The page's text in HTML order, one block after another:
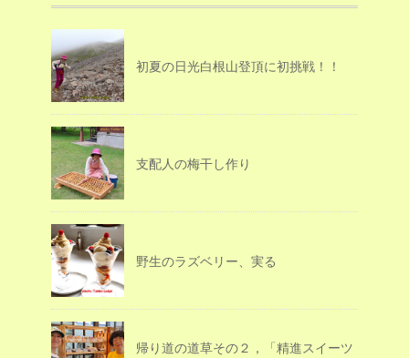
初夏の日光白根山登頂に初挑戦！！
支配人の梅干し作り
野生のラズベリー、実る
帰り道の道草その２，「精進スイーツ